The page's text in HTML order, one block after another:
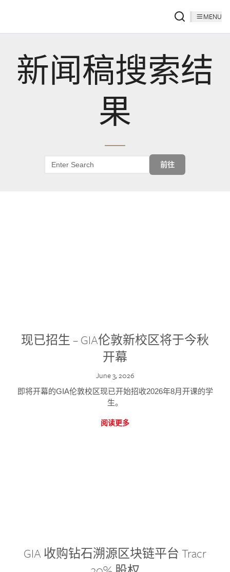
MENU
新闻稿搜索结
果
前往
现已招生 – GIA伦敦新校区将于今秋
开幕
June 3, 2026
即将开幕的GIA伦敦校区现已开始招收2026年8月开课的学
生。
阅读更多
GIA 收购钻石溯源区块链平台 Tracr